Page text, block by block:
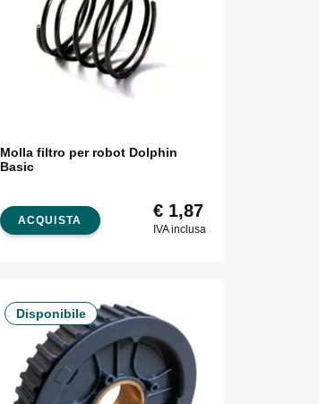
Molla filtro per robot Dolphin
Basic
ACQUISTA € 1,87
IVA inclusa
Disponibile